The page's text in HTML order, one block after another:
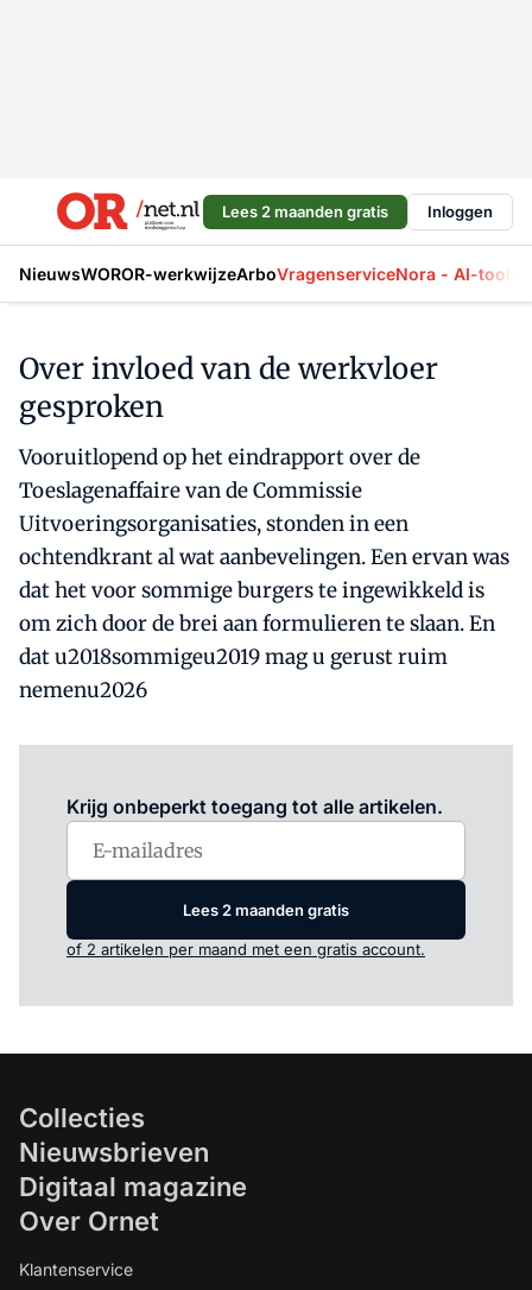
Lees 2 maanden gratis Inloggen
NieuwsWOROR-werkwijzeArboVragenserviceNora - AI-tool
Over invloed van de werkvloer
gesproken
Vooruitlopend op het eindrapport over de
Toeslagenaffaire van de Commissie
Uitvoeringsorganisaties, stonden in een
ochtendkrant al wat aanbevelingen. Een ervan was
dat het voor sommige burgers te ingewikkeld is
om zich door de brei aan formulieren te slaan. En
dat u2018sommigeu2019 mag u gerust ruim
nemenu2026
Krijg onbeperkt toegang tot alle artikelen.
Lees 2 maanden gratis
of 2 artikelen per maand met een gratis account.
Collecties
Nieuwsbrieven
Digitaal magazine
Over Ornet
Klantenservice